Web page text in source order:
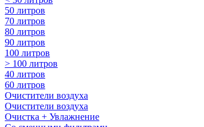
50 литров
70 литров
80 литров
90 литров
100 литров
> 100 литров
40 литров
60 литров
Очистители воздуха
Очистители воздуха
Очистка + Увлажнение